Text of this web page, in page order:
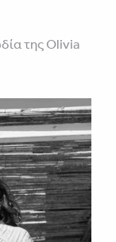
της Olivia